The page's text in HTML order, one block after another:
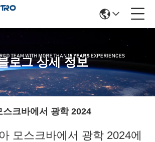
로그 상세 정보
스크바에서 광학 2024
모스크바에서 광학 2024에